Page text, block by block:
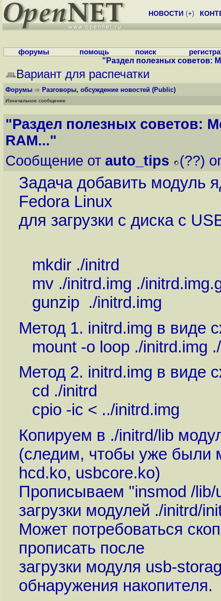
НОВОСТИ (+)
форумы помощь поиск
"Раздел полезных советов:
Вариант для распечатки
Форумы Разговоры, обсуждение новостей (Public)
Изначальное сообщение
"Раздел полезных советов:
RAM..."
Сообщение от auto_tips (??)
Задача добавить модуль
Fedora Linux
для загрузки с диска с
mkdir ./initrd
mv ./initrd.img ./
gunzip ./initrd.img
Метод 1. initrd.img в виде
mount -o loop ./initrd.img
Метод 2. initrd.img в виде
cd ./initrd
cpio -ic < ../initrd.img
Копируем в ./initrd/lib
(следим, чтобы уже были
hcd.ko, usbcore.ko)
Прописываем "insmod /lib/
загрузки модулей ./initrd/
Может потребоваться
прописать после
загрузки модуля usb-
обнаружения накопителя.